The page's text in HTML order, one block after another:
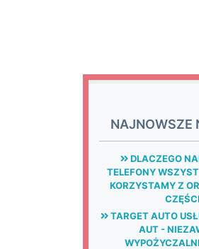
NAJNOWSZE
DLACZEGO
TELEFONY
KORZYSTAMY Z
TARGET AUTO
AUT -